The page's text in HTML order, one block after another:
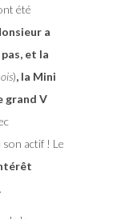
été
a
et la
), la Mini
grand V
son actif ! Le
.